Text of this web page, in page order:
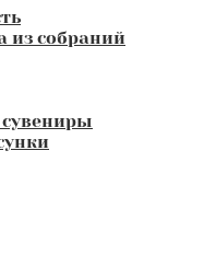
из собраний